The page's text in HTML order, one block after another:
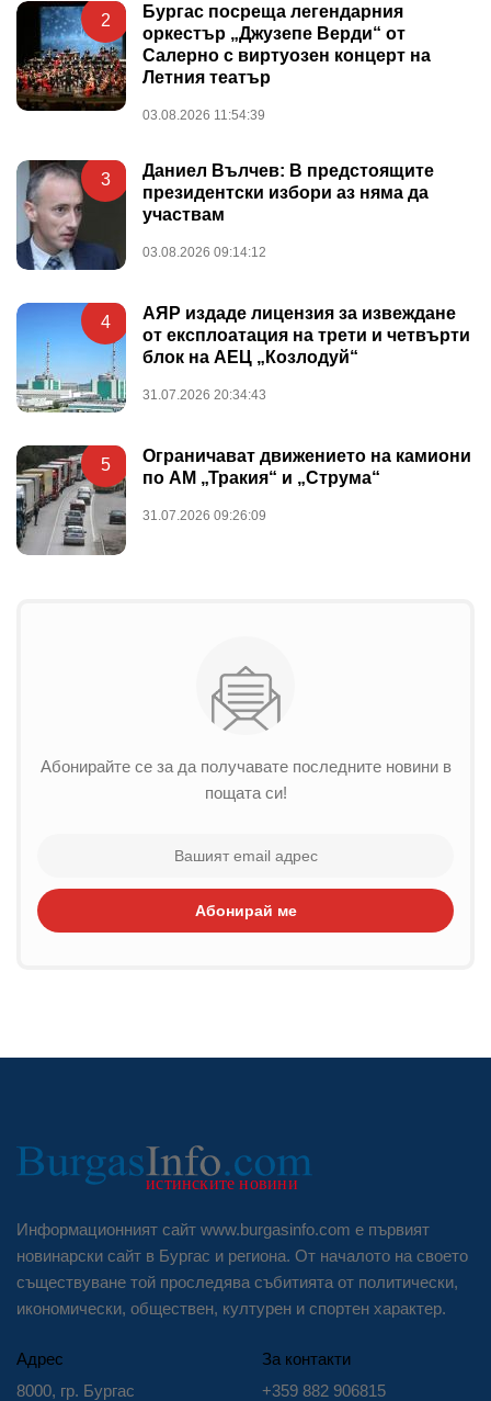
2
Бургас посреща легендарния
оркестър „Джузепе Верди“ от
Салерно с виртуозен концерт на
Летния театър
03.08.2026 11:54:39
3
Даниел Вълчев: В предстоящите
президентски избори аз няма да
участвам
03.08.2026 09:14:12
4
АЯР издаде лицензия за извеждане
от експлоатация на трети и четвърти
блок на АЕЦ „Козлодуй“
31.07.2026 20:34:43
5
Ограничават движението на камиони
по АМ „Тракия“ и „Струма“
31.07.2026 09:26:09
Абонирайте се за да получавате последните новини в
пощата си!
Абонирай ме
Информационният сайт www.burgasinfo.com е първият
новинарски сайт в Бургас и региона. От началото на своето
съществуване той проследява събитията от политически,
икономически, обществен, културен и спортен характер.
Адрес
8000, гр. Бургас
За контакти
+359 882 906815